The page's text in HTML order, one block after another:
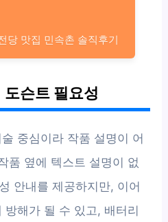
당 맛집 민속촌 솔직후기
슨트 필요성
중심이라 작품 설명이 어
품 옆에 텍스트 설명이 없
안내를 제공하지만, 이어
방해가 될 수 있고, 배터리